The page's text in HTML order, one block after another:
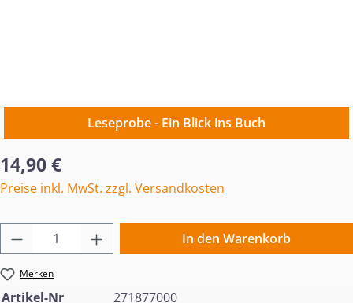
Leseprobe - Ein Blick ins Buch
Regulärer Preis:
14,90 €
Preise inkl. MwSt. zzgl. Versandkosten
Produkt Anzahl: Gib den gewünschten
In den Warenkorb
Merken
Artikel-Nr
271877000